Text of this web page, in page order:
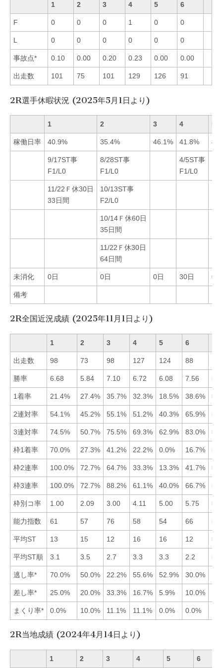
1 2 3 4 5 6
F 0 0 0 1 0 0
L 0 0 0 0 0 0
事故点* 0.10 0.00 0.20 0.23 0.00 0.00
出走数 101 75 101 129 126 91
2R選手休暇状況 (2025年5月1日より)
1 2 3 4 5
稼働日率 40.9% 35.4% 46.1% 41.8%
9/17ST事
F1/L0
8/28ST事
F1/L0
4/5ST事
F1/L0
11/22Ｆ休30日
33日間
10/13ST事
F2/L0
10/14Ｆ休60日
35日間
11/22Ｆ休30日
64日間
未消化 0日 0日 0日 30日 0日
備考
2R全国近況成績 (2025年11月1日より)
1 2 3 4 5 6
出走数 98 73 98 127 124 88
勝率 6.68 5.84 7.10 6.72 6.08 7.56
1着率 21.4% 27.4% 35.7% 32.3% 18.5% 38.6%
2連対率 54.1% 45.2% 55.1% 51.2% 40.3% 65.9%
3連対率 74.5% 50.7% 75.5% 69.3% 62.9% 83.0%
枠1着率 70.0% 27.3% 41.2% 22.2% 0.0% 16.7%
枠2連率 100.0% 72.7% 64.7% 33.3% 13.3% 41.7%
枠3連率 100.0% 72.7% 88.2% 61.1% 40.0% 66.7%
枠別コ率 1.00 2.09 3.00 4.11 5.00 5.75
能力指数 61 57 76 58 54 66
平均ST 13 15 12 16 16 12
平均ST順 3.1 3.5 2.7 3.3 3.3 2.2
逃し率* 70.0% 50.0% 22.2% 55.6% 52.9% 30.0%
差し率* 25.0% 20.0% 33.3% 16.7% 5.9% 10.0%
まくり率* 0.0% 10.0% 11.1% 11.1% 0.0% 0.0%
2R当地成績 (2024年4月14日より)
1 2 3 4 5 6